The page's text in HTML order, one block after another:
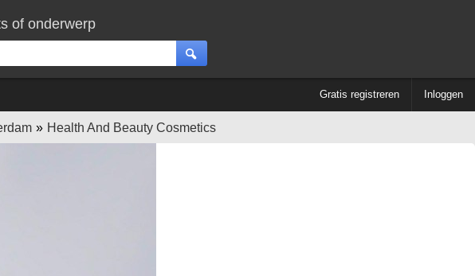
of onderwerp
Gratis registreren Inloggen
Health And Beauty Cosmetics